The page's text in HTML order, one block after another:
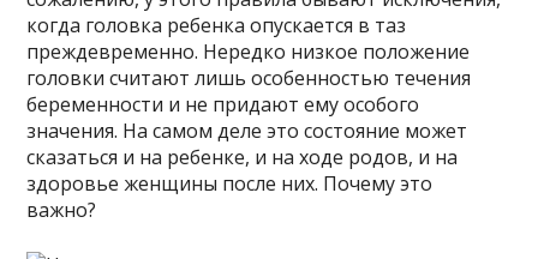
когда головка ребенка опускается в таз
преждевременно. Нередко низкое положение
головки считают лишь особенностью течения
беременности и не придают ему особого
значения. На самом деле это состояние может
сказаться и на ребенке, и на ходе родов, и на
здоровье женщины после них. Почему это
важно?